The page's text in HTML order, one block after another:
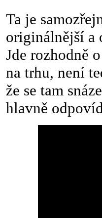
Ta je
originálnější a
Jde rozhodně
na trhu, není
že se tam
hlavně